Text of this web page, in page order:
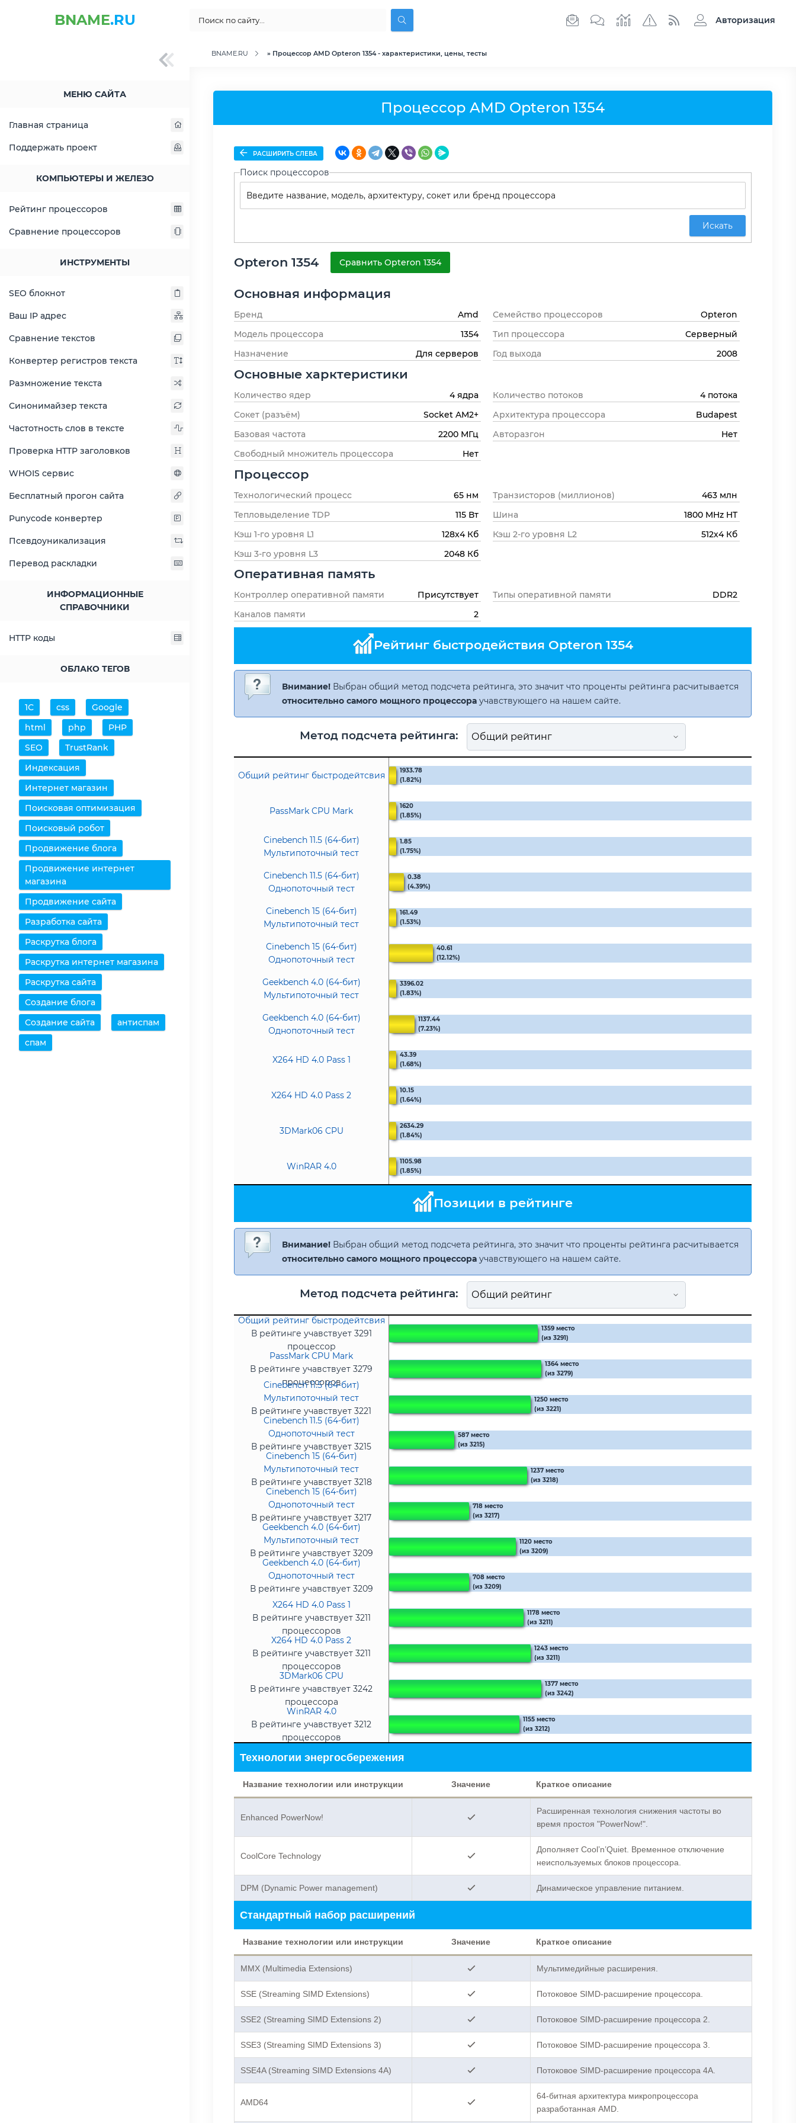
BNAME.RU Авторизация
МЕНЮ САЙТА
Главная страница
Поддержать проект
КОМПЬЮТЕРЫ И ЖЕЛЕЗО
Рейтинг процессоров
Сравнение процессоров
ИНСТРУМЕНТЫ
SEO блокнот
Ваш IP адрес
Сравнение текстов
Конвертер регистров текста
Размножение текста
Синонимайзер текста
Частотность слов в тексте
Проверка HTTP заголовков
WHOIS сервис
Бесплатный прогон сайта
Punycode конвертер
Псевдоуникализация
Перевод раскладки
ИНФОРМАЦИОННЫЕ
СПРАВОЧНИКИ
HTTP коды
ОБЛАКО ТЕГОВ
1С css
Google
html
php
PHP
SEO
TrustRank
Индексация
Интернет магазин
Поисковая оптимизация
Поисковый робот
Продвижение блога
Продвижение интернет
магазина
Продвижение сайта
Разработка сайта
Раскрутка блога
Раскрутка интернет магазина
Раскрутка сайта
Создание блога
Создание сайта
антиспам
спам
BNAME.RU » Процессор AMD Opteron 1354 - характеристики, цены, тесты
Процессор AMD Opteron 1354
РАСШИРИТЬ СЛЕВА
Поиск процессоров
Искать
Opteron 1354 Сравнить Opteron 1354
Основная информация
Бренд Amd Семейство процессоров
Opteron
Модель процессора
1354 Тип процессора
Серверный
Назначение
Для серверов Год выхода 2008
Основные харктеристики
Количество ядер 4 ядра Количество потоков
4 потока
Сокет (разъём)
Socket AM2+ Архитектура процессора
Budapest
Базовая частота
2200 МГц Авторазгон
Нет
Свободный множитель процессора
Нет
Процессор
Технологический процесс 65 нм Транзисторов (миллионов)
463 млн
Тепловыделение TDP
115 Вт Шина
1800 MHz HT
Кэш 1-го уровня L1
128x4 Кб Кэш 2-го уровня L2
512x4 Кб
Кэш 3-го уровня L3
2048 Кб
Оперативная память
Контроллер оперативной памяти Присутствует Типы оперативной памяти
DDR2
Каналов памяти
2
Рейтинг быстродействия Opteron 1354
Внимание! Выбран общий метод подсчета рейтинга, это значит что проценты рейтинга расчитывается
относительно самого мощного процессора учавствующего на нашем сайте.
Метод подсчета рейтинга:
Общий рейтинг быстродейтсвия
1933.78
(1.82%)
PassMark CPU Mark
1620
(1.85%)
Cinebench 11.5 (64-бит)
Мультипоточный тест
1.85
(1.75%)
Cinebench 11.5 (64-бит)
Однопоточный тест
0.38
(4.39%)
Cinebench 15 (64-бит)
Мультипоточный тест
161.49
(1.53%)
Cinebench 15 (64-бит)
Однопоточный тест
40.61
(12.12%)
Geekbench 4.0 (64-бит)
Мультипоточный тест
3396.02
(1.83%)
Geekbench 4.0 (64-бит)
Однопоточный тест
1137.44
(7.23%)
X264 HD 4.0 Pass 1
43.39
(1.68%)
X264 HD 4.0 Pass 2
10.15
(1.64%)
3DMark06 CPU
2634.29
(1.84%)
WinRAR 4.0
1105.98
(1.85%)
Позиции в рейтинге
Внимание! Выбран общий метод подсчета рейтинга, это значит что проценты рейтинга расчитывается
относительно самого мощного процессора учавствующего на нашем сайте.
Метод подсчета рейтинга:
Общий рейтинг быстродейтсвия
В рейтинге учавствует 3291
процессор
1359 место
(из 3291)
PassMark CPU Mark
В рейтинге учавствует 3279
процессоров
1364 место
(из 3279)
Cinebench 11.5 (64-бит)
Мультипоточный тест
В рейтинге учавствует 3221
процессор
1250 место
(из 3221)
Cinebench 11.5 (64-бит)
Однопоточный тест
В рейтинге учавствует 3215
процессоров
587 место
(из 3215)
Cinebench 15 (64-бит)
Мультипоточный тест
В рейтинге учавствует 3218
процессоров
1237 место
(из 3218)
Cinebench 15 (64-бит)
Однопоточный тест
В рейтинге учавствует 3217
процессоров
718 место
(из 3217)
Geekbench 4.0 (64-бит)
Мультипоточный тест
В рейтинге учавствует 3209
процессоров
1120 место
(из 3209)
Geekbench 4.0 (64-бит)
Однопоточный тест
В рейтинге учавствует 3209
процессоров
708 место
(из 3209)
X264 HD 4.0 Pass 1
В рейтинге учавствует 3211
процессоров
1178 место
(из 3211)
X264 HD 4.0 Pass 2
В рейтинге учавствует 3211
процессоров
1243 место
(из 3211)
3DMark06 CPU
В рейтинге учавствует 3242
процессора
1377 место
(из 3242)
WinRAR 4.0
В рейтинге учавствует 3212
процессоров
1155 место
(из 3212)
Технологии энергосбережения
Название технологии или инструкции Значение Краткое описание
Enhanced PowerNow!
Расширенная технология снижения частоты во
время простоя "PowerNow!".
CoolCore Technology
Дополняет Cool’n’Quiet. Временное отключение
неиспользуемых блоков процессора.
DPM (Dynamic Power management) Динамическое управление питанием.
Стандартный набор расширений
Название технологии или инструкции Значение Краткое описание
MMX (Multimedia Extensions) Мультимедийные расширения.
SSE (Streaming SIMD Extensions) Потоковое SIMD-расширение процессора.
SSE2 (Streaming SIMD Extensions 2) Потоковое SIMD-расширение процессора 2.
SSE3 (Streaming SIMD Extensions 3) Потоковое SIMD-расширение процессора 3.
SSE4A (Streaming SIMD Extensions 4A) Потоковое SIMD-расширение процессора 4A.
AMD64
64-битная архитектура микропроцессора
разработанная AMD.